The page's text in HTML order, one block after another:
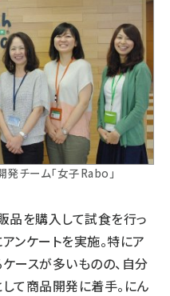
チーム「女子Rabo」
品を購入して試食を行っ
ンケートを実施。特にア
ースが多いものの、自分
て商品開発に着手。にん